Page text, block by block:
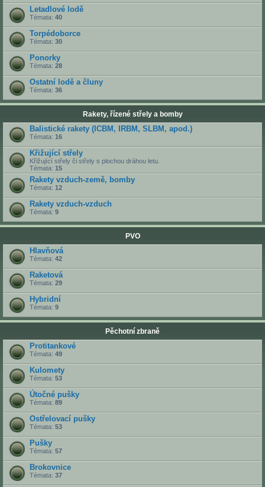
Letadlové lodě
Témata: 40
Torpédoborce
Témata: 30
Ponorky
Témata: 28
Ostatní lodě a čluny
Témata: 36
Rakety, řízené střely a bomby
Balistické rakety (ICBM, IRBM, SLBM, apod.)
Témata: 16
Křižující střely
Křižující střely či střely s plochou dráhou letu.
Témata: 15
Rakety vzduch-země, bomby
Témata: 12
Rakety vzduch-vzduch
Témata: 9
PVO
Hlavňová
Témata: 42
Raketová
Témata: 29
Hybridní
Témata: 9
Pěchotní zbraně
Protitankové
Témata: 49
Kulomety
Témata: 53
Útočné pušky
Témata: 89
Ostřelovací pušky
Témata: 53
Pušky
Témata: 57
Brokovnice
Témata: 37